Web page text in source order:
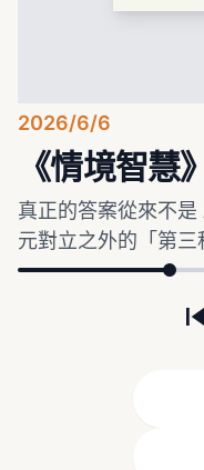
2026/6/6
《情境智慧》
真正的答案從來不
元對立之外的「第三